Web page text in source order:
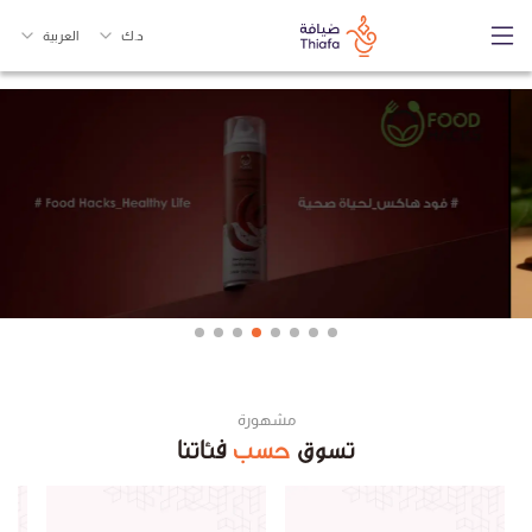
د.ك العربية
مشهورة
تسوق حسبفئاتنا